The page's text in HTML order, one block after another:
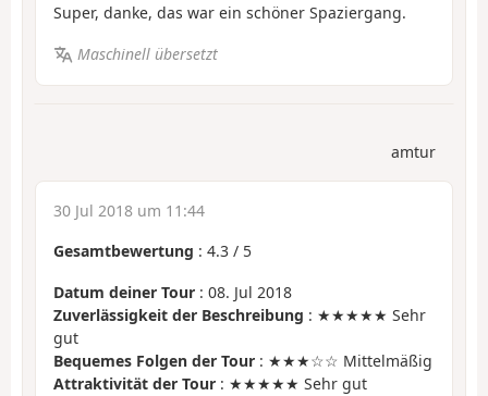
Super, danke, das war ein schöner Spaziergang.
Maschinell übersetzt
amtur
30 Jul 2018 um 11:44
Gesamtbewertung : 4.3 / 5
Datum deiner Tour : 08. Jul 2018
Zuverlässigkeit der Beschreibung : ★★★★★ Sehr
gut
Bequemes Folgen der Tour : ★★★☆☆ Mittelmäßig
Attraktivität der Tour : ★★★★★ Sehr gut